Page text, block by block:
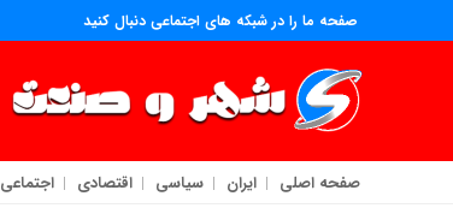
صفحه ما را در شبکه های اجتماعی دنبال کنید
صفحه اصلی ایران سیاسی اقتصادی اجتماعی